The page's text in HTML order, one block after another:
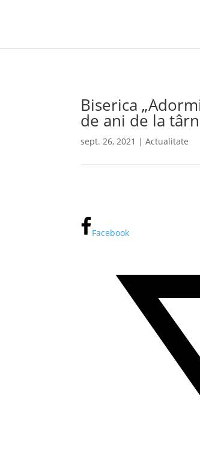
Biserica
de ani de la
sept. 26, 2021 |Actualitate
Facebook